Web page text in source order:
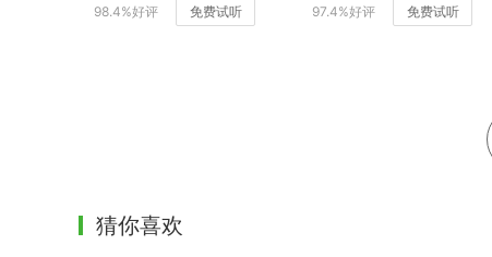
98.4%好评 免费试听 97.4%好评 免费试听
猜你喜欢